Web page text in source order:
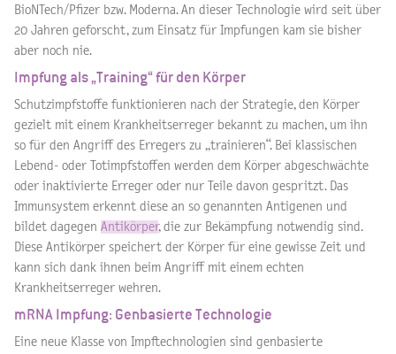
BioNTech/Pfizer bzw. Moderna. An dieser Technologie wird seit über
20 Jahren geforscht, zum Einsatz für Impfungen kam sie bisher
aber noch nie.
Impfung als „Training“ für den Körper
Schutzimpfstoffe funktionieren nach der Strategie, den Körper
gezielt mit einem Krankheitserreger bekannt zu machen, um ihn
so für den Angriff des Erregers zu „trainieren“. Bei klassischen
Lebend- oder Totimpfstoffen werden dem Körper abgeschwächte
oder inaktivierte Erreger oder nur Teile davon gespritzt. Das
Immunsystem erkennt diese an so genannten Antigenen und
bildet dagegen Antikörper, die zur Bekämpfung notwendig sind.
Diese Antikörper speichert der Körper für eine gewisse Zeit und
kann sich dank ihnen beim Angriff mit einem echten
Krankheitserreger wehren.
mRNA Impfung: Genbasierte Technologie
Eine neue Klasse von Impftechnologien sind genbasierte